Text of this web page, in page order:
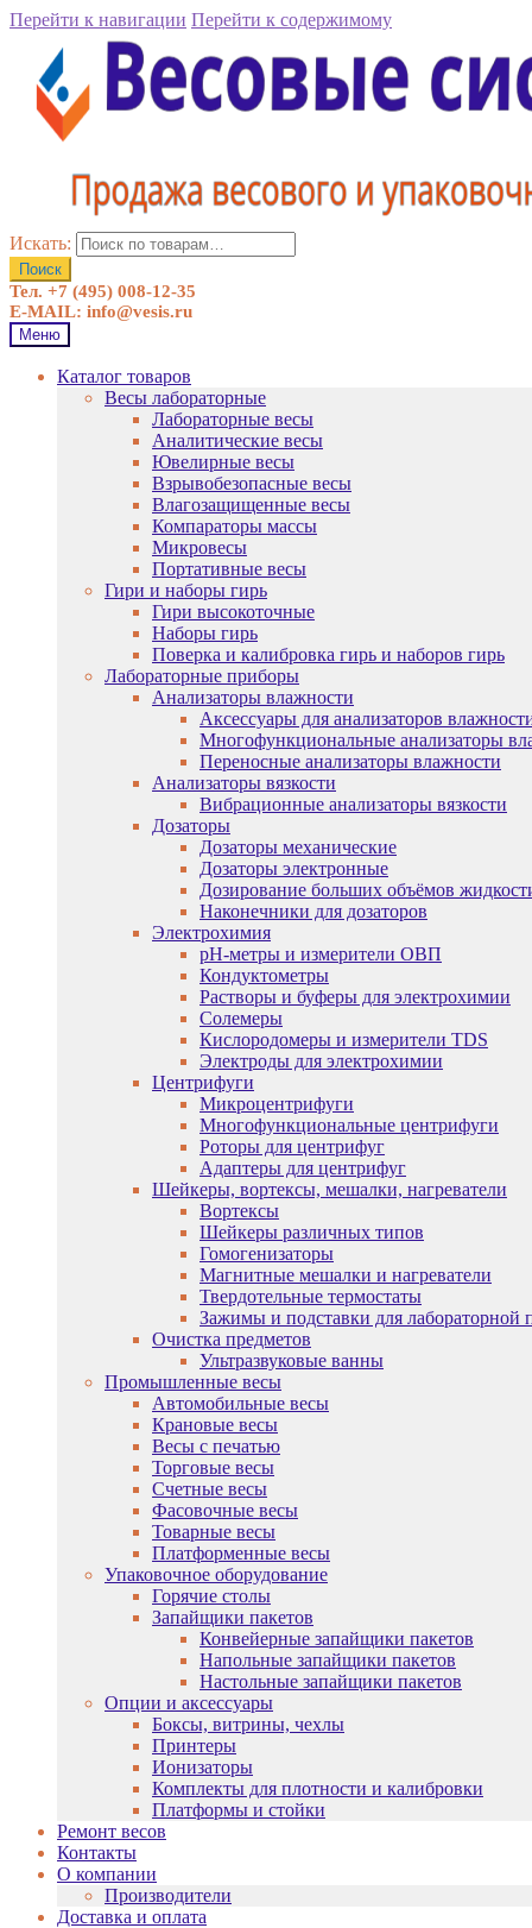
Перейти к навигации Перейти к содержимому
Искать:
Поиск
Тел. +7 (495) 008-12-35
E-MAIL: info@vesis.ru
Меню
Каталог товаров
Весы лабораторные
Лабораторные весы
Аналитические весы
Ювелирные весы
Взрывобезопасные весы
Влагозащищенные весы
Компараторы массы
Микровесы
Портативные весы
Гири и наборы гирь
Гири высокоточные
Наборы гирь
Поверка и калибровка гирь и наборов гирь
Лабораторные приборы
Анализаторы влажности
Аксессуары для анализаторов
Многофункциональные анализаторы
Переносные анализаторы влажности
Анализаторы вязкости
Вибрационные анализаторы вязкости
Дозаторы
Дозаторы механические
Дозаторы электронные
Дозирование больших объёмов
Наконечники для дозаторов
Электрохимия
pH-метры и измерители ОВП
Кондуктометры
Растворы и буферы для электрохимии
Солемеры
Кислородомеры и измерители TDS
Электроды для электрохимии
Центрифуги
Микроцентрифуги
Многофункциональные центрифуги
Роторы для центрифуг
Адаптеры для центрифуг
Шейкеры, вортексы, мешалки, нагреватели
Вортексы
Шейкеры различных типов
Гомогенизаторы
Магнитные мешалки и нагреватели
Твердотельные термостаты
Зажимы и подставки для лабораторной
Очистка предметов
Ультразвуковые ванны
Промышленные весы
Автомобильные весы
Крановые весы
Весы с печатью
Торговые весы
Счетные весы
Фасовочные весы
Товарные весы
Платформенные весы
Упаковочное оборудование
Горячие столы
Запайщики пакетов
Конвейерные запайщики пакетов
Напольные запайщики пакетов
Настольные запайщики пакетов
Опции и аксессуары
Боксы, витрины, чехлы
Принтеры
Ионизаторы
Комплекты для плотности и калибровки
Платформы и стойки
Ремонт весов
Контакты
О компании
Производители
Доставка и оплата